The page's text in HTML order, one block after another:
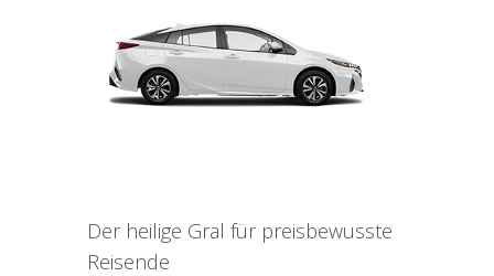
Der heilige Gral für preisbewusste
Reisende